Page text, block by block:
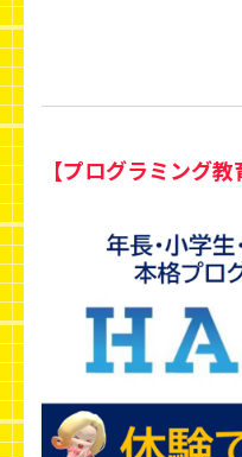
【プログラミング教